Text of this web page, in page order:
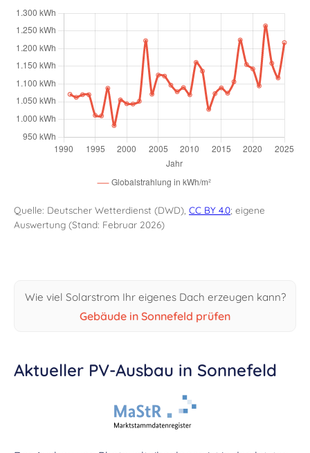
Quelle: Deutscher Wetterdienst (DWD), CC BY 4.0; eigene
Auswertung (Stand: Februar 2026)
Wie viel Solarstrom Ihr eigenes Dach erzeugen kann?
Gebäude in Sonnefeld prüfen
Aktueller PV-Ausbau in Sonnefeld